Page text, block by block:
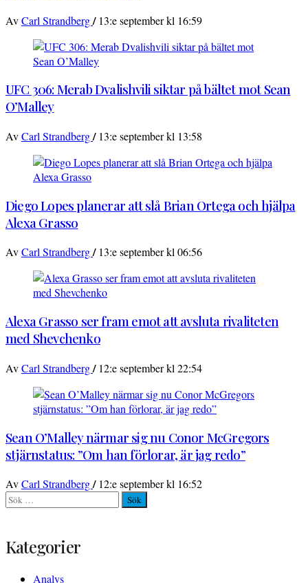
AvCarl Strandberg/ 13:e september kl 16:59
UFC 306: Merab Dvalishvili siktar på bältet mot Sean
O’Malley
AvCarl Strandberg/ 13:e september kl 13:58
Diego Lopes planerar att slå Brian Ortega och hjälpa
Alexa Grasso
AvCarl Strandberg/ 13:e september kl 06:56
Alexa Grasso ser fram emot att avsluta rivaliteten
med Shevchenko
AvCarl Strandberg/ 12:e september kl 22:54
Sean O’Malley närmar sig nu Conor McGregors
stjärnstatus: ”Om han förlorar, är jag redo”
AvCarl Strandberg/ 12:e september kl 16:52
Sök
efter:
Kategorier
Analys